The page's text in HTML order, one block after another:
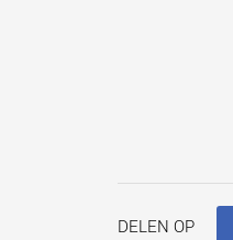
DELEN OP